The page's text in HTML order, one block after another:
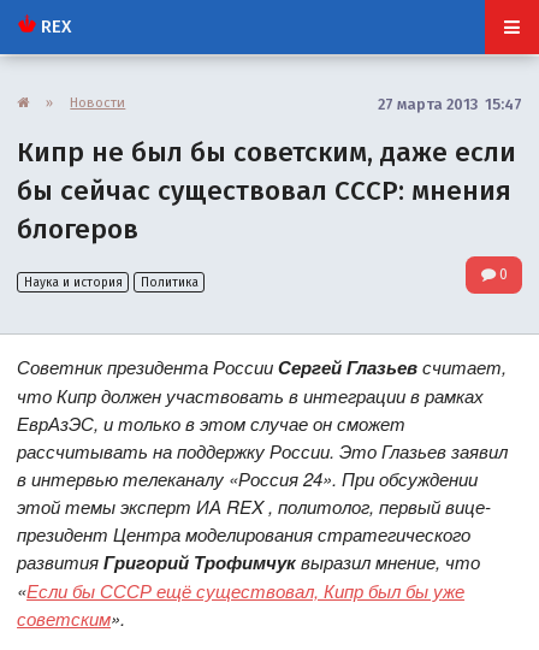
REX
» Новости 27 марта 2013 15:47
Кипр не был бы советским, даже если
бы сейчас существовал СССР: мнения
блогеров
Наука и история Политика 0
Советник президента РоссииСергей Глазьевсчитает,
что Кипр должен участвовать в интеграции в рамках
ЕврАзЭС, и только в этом случае он сможет
рассчитывать на поддержку России. Это Глазьев заявил
в интервью телеканалу «Россия 24». При обсуждении
этой темы эксперт ИА REX , политолог, первый вице-
президент Центра моделирования стратегического
развитияГригорий Трофимчуквыразил мнение, что
«Если бы СССР ещё существовал, Кипр был бы уже
советским».